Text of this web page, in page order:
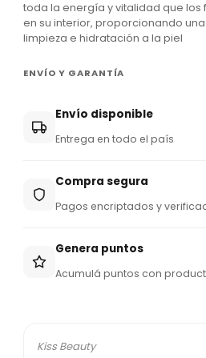
toda la energía y vitalidad que los
en su interior, proporcionando
limpieza e hidratación a la piel
ENVÍO Y GARANTÍA
Envío disponible
Entrega en todo el país
Compra segura
Pagos encriptados y
Genera puntos
Acumulá puntos con
Kiss Beauty